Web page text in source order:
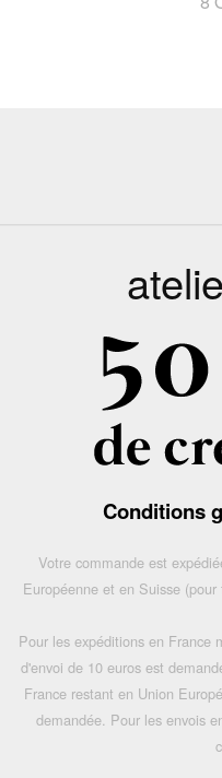
Conditions
Votre commande est
Européenne et en Suisse
Pour les expéditions en France
d'envoi de 10 euros est
France restant en Union
demandée. Pour les envois